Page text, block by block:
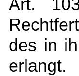
Art.
des in
erlangt.